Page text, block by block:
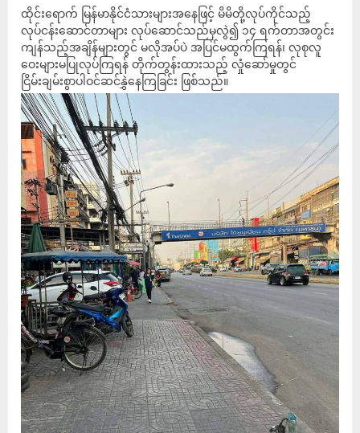
ထိုင်းရောက် မြန်မာနိုင်ငံသားများအနေဖြင့် မိမိတို့လုပ်ကိုင်သည့်
လုပ်ငန်းဆောင်တာများ လုပ်ဆောင်သည်မှလွဲ၍ ၁၄ ရက်တာအတွင်း
ကျန်သည့်အချိန်များတွင် မလိုအပ်ပဲ အပြင်မထွက်ကြရန်၊ လုစုလူ
ဝေးများမပြုလုပ်ကြရန် တိုက်တွန်းထားသည့် လှုံဆော်မှုတွင်
ငြိမ်းချမ်းစွာပါဝင်ဆင်နွှဲနေကြခြင်း ဖြစ်သည်။